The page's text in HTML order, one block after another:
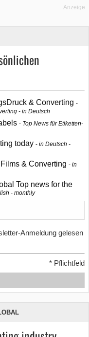
Anzeige
& Converting
- in Deutsch
Top News für Etiketten-
today
in Deutsch -
& Converting
in
Top news for the
- monthly
Anmeldung gelesen
* Pflichtfeld